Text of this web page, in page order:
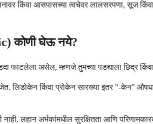
किंवा आसपासच्या त्वचेवर लालसरपणा, सूज
कोणी घेऊ नये?
फाटलेला असेल, म्हणजे तुमच्या पडद्याला छिद्र
लिडोकेन किंवा प्रोकेन सारख्या इतर "-केन"
लहान अर्भकांमधील सुरक्षितता आणि